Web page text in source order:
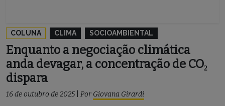
COLUNA CLIMA SOCIOAMBIENTAL
Enquanto a negociação climática
anda devagar, a concentração de CO₂
dispara
16 de outubro de 2025 Por Giovana Girardi